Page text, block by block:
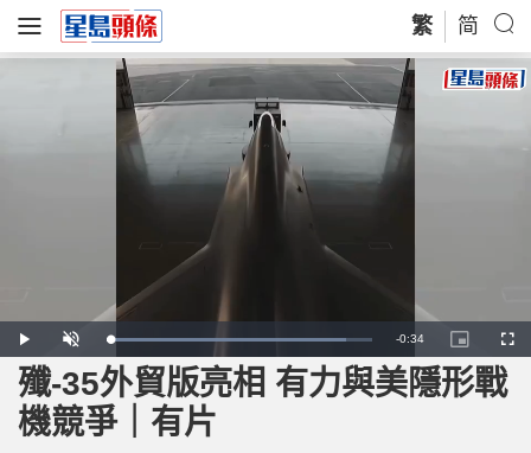
繁 简
P
l
a
y
U
n
u
t
e
L
o
a
d
e
R
e
-0:34
P
i
c
t
u
F
u
l
s
殲-35外貿版亮相 有力與美隱形戰
機競爭｜有片